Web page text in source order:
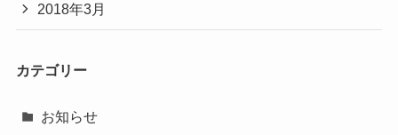
2018年3月
カテゴリー
お知らせ